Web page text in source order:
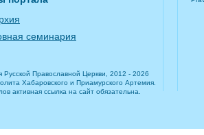
семинария
Русской Православной Церкви, 2012 - 2026
Хабаровского и Приамурского Артемия.
активная ссылка на сайт обязательна.